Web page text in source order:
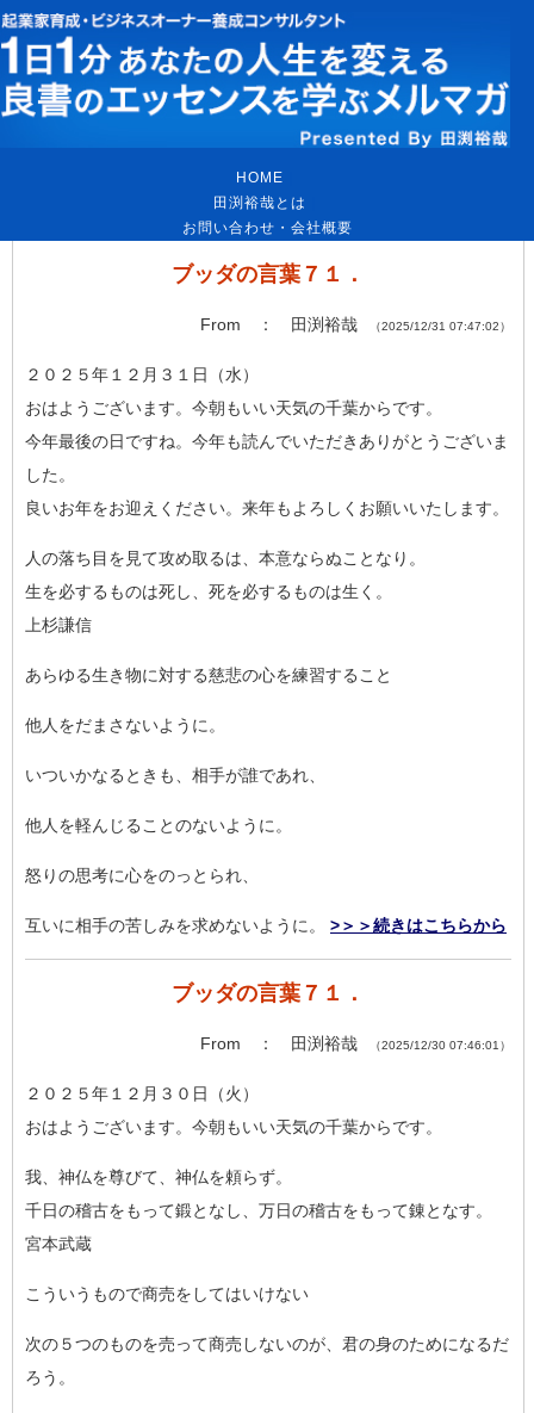
HOME
田渕裕哉とは
お問い合わせ・会社概要
ブッダの言葉７１．
From ： 田渕裕哉 （2025/12/31 07:47:02）
２０２５年１２月３１日（水）
おはようございます。今朝もいい天気の千葉からです。
今年最後の日ですね。今年も読んでいただきありがとうございま
した。
良いお年をお迎えください。来年もよろしくお願いいたします。
人の落ち目を見て攻め取るは、本意ならぬことなり。
生を必するものは死し、死を必するものは生く。
上杉謙信
あらゆる生き物に対する慈悲の心を練習すること
他人をだまさないように。
いついかなるときも、相手が誰であれ、
他人を軽んじることのないように。
怒りの思考に心をのっとられ、
互いに相手の苦しみを求めないように。 >＞＞続きはこちらから
ブッダの言葉７１．
From ： 田渕裕哉 （2025/12/30 07:46:01）
２０２５年１２月３０日（火）
おはようございます。今朝もいい天気の千葉からです。
我、神仏を尊びて、神仏を頼らず。
千日の稽古をもって鍛となし、万日の稽古をもって錬となす。
宮本武蔵
こういうもので商売をしてはいけない
次の５つのものを売って商売しないのが、君の身のためになるだ
ろ う。